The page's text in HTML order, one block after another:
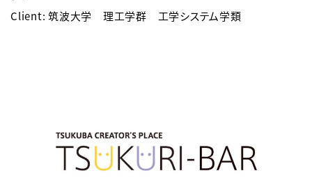
Client: 筑波大学 理工学群 工学システム学類